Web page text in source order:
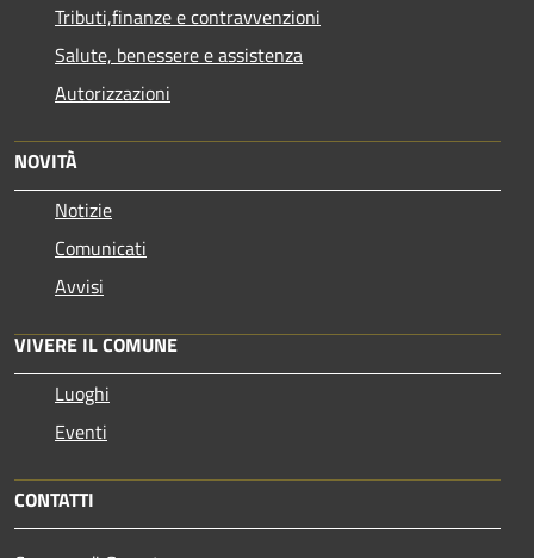
Tributi,finanze e contravvenzioni
Salute, benessere e assistenza
Autorizzazioni
NOVITÀ
Notizie
Comunicati
Avvisi
VIVERE IL COMUNE
Luoghi
Eventi
CONTATTI